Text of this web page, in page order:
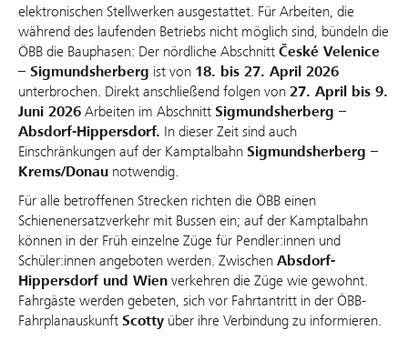
elektronischen Stellwerken ausgestattet. Für Arbeiten, die
während des laufenden Betriebs nicht möglich sind, bündeln die
ÖBB die Bauphasen: Der nördliche Abschnitt České Velenice
– Sigmundsherberg ist von 18. bis 27. April 2026
unterbrochen. Direkt anschließend folgen von 27. April bis 9.
Juni 2026 Arbeiten im Abschnitt Sigmundsherberg –
Absdorf-Hippersdorf. In dieser Zeit sind auch
Einschränkungen auf der Kamptalbahn Sigmundsherberg –
Krems/Donau notwendig.
Für alle betroffenen Strecken richten die ÖBB einen
Schienenersatzverkehr mit Bussen ein; auf der Kamptalbahn
können in der Früh einzelne Züge für Pendler:innen und
Schüler:innen angeboten werden. Zwischen Absdorf-
Hippersdorf und Wien verkehren die Züge wie gewohnt.
Fahrgäste werden gebeten, sich vor Fahrtantritt in der ÖBB-
Fahrplanauskunft Scotty über ihre Verbindung zu informieren.